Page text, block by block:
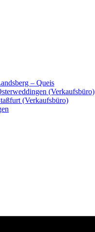
– Queis
(Verkaufsbüro)
(Verkaufsbüro)